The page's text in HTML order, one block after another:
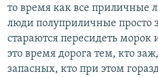
то время как все приличные
люди полуприличные просто
стараются пересидеть морок
это время дорога тем, кто
запасных, кто при этом